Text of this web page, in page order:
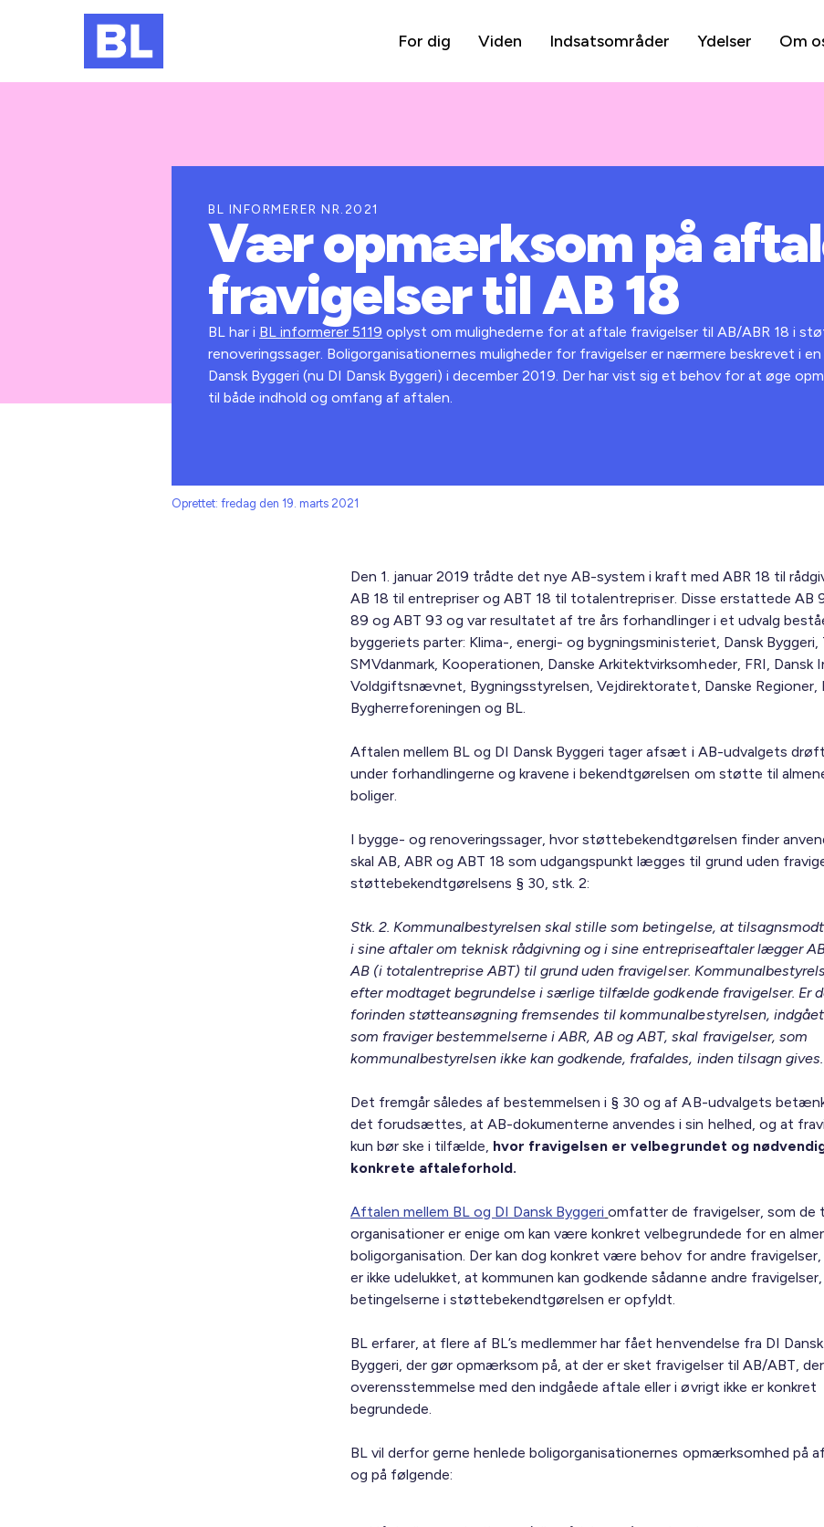
For dig Viden Indsatsområder Ydelser Om
BL INFORMERER NR.2021
Vær opmærksom på
fravigelser til AB 18
BL har i BL informerer 5119 oplyst om mulighederne for at aftale fravigelser til AB/ABR 18 i
renoveringssager. Boligorganisationernes muligheder for fravigelser er nærmere beskrevet i
Dansk Byggeri (nu DI Dansk Byggeri) i december 2019. Der har vist sig et behov for at øge
til både indhold og omfang af aftalen.
Oprettet: fredag den 19. marts 2021
Den 1. januar 2019 trådte det nye AB-system i kraft med ABR 18 til
AB 18 til entrepriser og ABT 18 til totalentrepriser. Disse erstattede AB
89 og ABT 93 og var resultatet af tre års forhandlinger i et udvalg
byggeriets parter: Klima-, energi- og bygningsministeriet, Dansk Byggeri,
SMVdanmark, Kooperationen, Danske Arkitektvirksomheder, FRI, Dansk
Voldgiftsnævnet, Bygningsstyrelsen, Vejdirektoratet, Danske Regioner,
Bygherreforeningen og BL.
Aftalen mellem BL og DI Dansk Byggeri tager afsæt i AB-udvalgets
under forhandlingerne og kravene i bekendtgørelsen om støtte til
boliger.
I bygge- og renoveringssager, hvor støttebekendtgørelsen finder
skal AB, ABR og ABT 18 som udgangspunkt lægges til grund uden
støttebekendtgørelsens § 30, stk. 2:
Stk. 2. Kommunalbestyrelsen skal stille som betingelse, at
i sine aftaler om teknisk rådgivning og i sine entrepriseaftaler lægger
AB (i totalentreprise ABT) til grund uden fravigelser.
efter modtaget begrundelse i særlige tilfælde godkende fravigelser. Er
forinden støtteansøgning fremsendes til kommunalbestyrelsen,
som fraviger bestemmelserne i ABR, AB og ABT, skal fravigelser, som
kommunalbestyrelsen ikke kan godkende, frafaldes, inden tilsagn gives.
Det fremgår således af bestemmelsen i § 30 og af AB-udvalgets
det forudsættes, at AB-dokumenterne anvendes i sin helhed, og at
kun bør ske i tilfælde, hvor fravigelsen er velbegrundet og
konkrete aftaleforhold.
Aftalen mellem BL og DI Dansk Byggeri omfatter de fravigelser, som de
organisationer er enige om kan være konkret velbegrundede for en
boligorganisation. Der kan dog konkret være behov for andre
er ikke udelukket, at kommunen kan godkende sådanne andre
betingelserne i støttebekendtgørelsen er opfyldt.
BL erfarer, at flere af BL’s medlemmer har fået henvendelse fra DI Dansk
Byggeri, der gør opmærksom på, at der er sket fravigelser til AB/ABT, der
overensstemmelse med den indgåede aftale eller i øvrigt ikke er konkret
begrundede.
BL vil derfor gerne henlede boligorganisationernes opmærksomhed på
og på følgende: